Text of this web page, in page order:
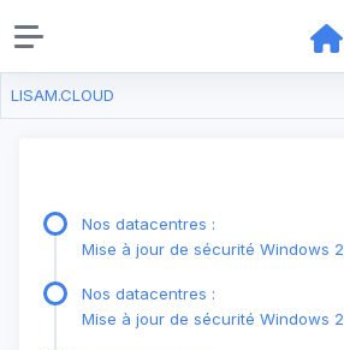
LISAM.CLOUD
Nos datacentres :
Mise à jour de sécurité Windows
Nos datacentres :
Mise à jour de sécurité Windows